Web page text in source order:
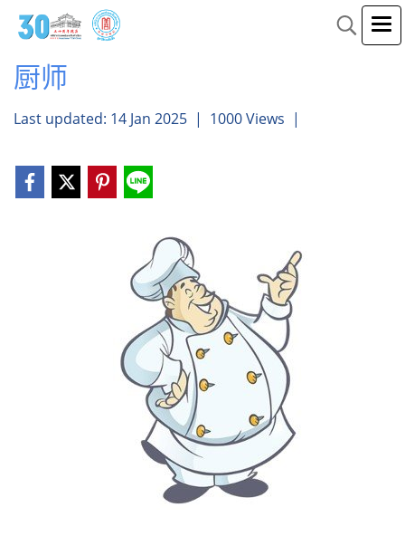
厨师
Last updated: 14 Jan 2025 | 1000 Views |